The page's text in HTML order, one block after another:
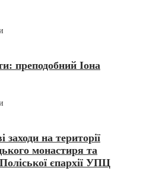
преподобний Іона
на території
монастиря та
єпархії УПЦ